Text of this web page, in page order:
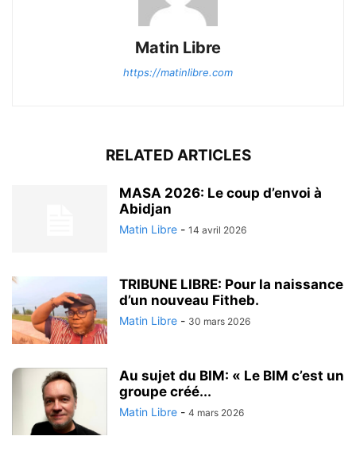
Matin Libre
https://matinlibre.com
RELATED ARTICLES
MASA 2026: Le coup d’envoi à
Abidjan
Matin Libre - 14 avril 2026
TRIBUNE LIBRE: Pour la naissance
d’un nouveau Fitheb.
Matin Libre - 30 mars 2026
Au sujet du BIM: « Le BIM c’est un
groupe créé...
Matin Libre - 4 mars 2026